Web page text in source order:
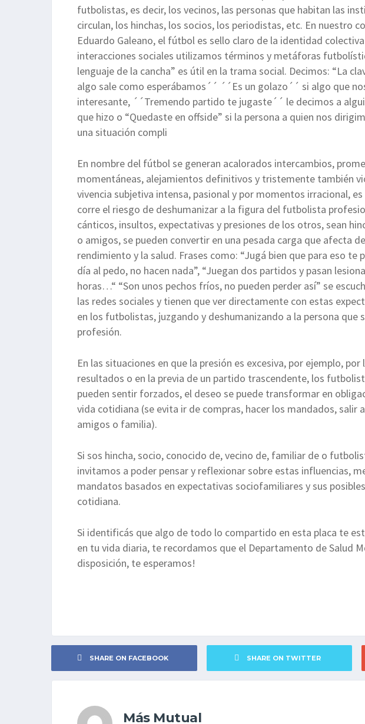
futbolistas, es decir, los vecinos, las personas que habitan las
circulan, los hinchas, los socios, los periodistas, etc. En nuestro
Eduardo Galeano, el fútbol es sello claro de la identidad
interacciones sociales utilizamos términos y metáforas
lenguaje de la cancha” es útil en la trama social. Decimos: “La
algo sale como esperábamos´´ ´´Es un golazo´´ si algo que
interesante, ´´Tremendo partido te jugaste´´ le decimos a
que hizo o “Quedaste en offside” si la persona a quien nos
una situación compli
En nombre del fútbol se generan acalorados intercambios,
momentáneas, alejamientos definitivos y tristemente también
vivencia subjetiva intensa, pasional y por momentos irracional,
corre el riesgo de deshumanizar a la figura del futbolista
cánticos, insultos, expectativas y presiones de los otros, sean
o amigos, se pueden convertir en una pesada carga que afecta
rendimiento y la salud. Frases como: “Jugá bien que para eso te
día al pedo, no hacen nada”, “Juegan dos partidos y pasan
horas…“ “Son unos pechos fríos, no pueden perder así” se
las redes sociales y tienen que ver directamente con estas
en los futbolistas, juzgando y deshumanizando a la persona que
profesión.
En las situaciones en que la presión es excesiva, por ejemplo,
resultados o en la previa de un partido trascendente, los
pueden sentir forzados, el deseo se puede transformar en
vida cotidiana (se evita ir de compras, hacer los mandados, salir
amigos o familia).
Si sos hincha, socio, conocido de, vecino de, familiar de o
invitamos a poder pensar y reflexionar sobre estas influencias,
mandatos basados en expectativas sociofamiliares y sus
cotidiana.
Si identificás que algo de todo lo compartido en esta placa te
en tu vida diaria, te recordamos que el Departamento de Salud
disposición, te esperamos!
SHARE ON FACEBOOK SHARE ON TWITTER
Más Mutual